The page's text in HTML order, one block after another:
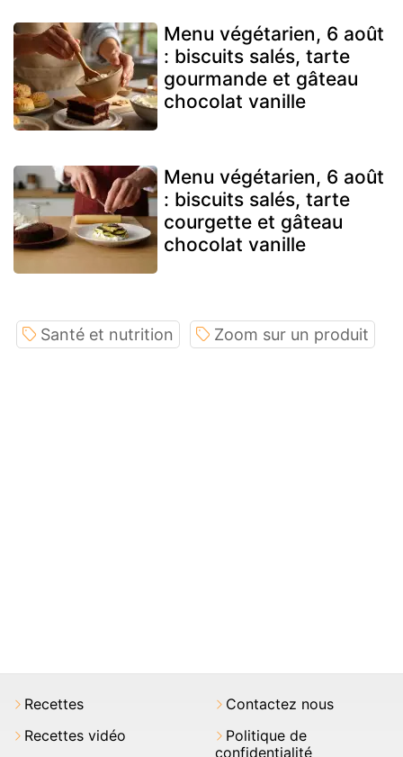
Menu végétarien, 6 août
: biscuits salés, tarte
gourmande et gâteau
chocolat vanille
Menu végétarien, 6 août
: biscuits salés, tarte
courgette et gâteau
chocolat vanille
Santé et nutrition Zoom sur un produit
Recettes
Recettes vidéo
Contactez nous
Politique de
confidentialité